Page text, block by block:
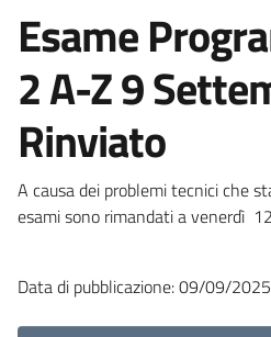
Esame
2 A-Z 9
Rinviato
A causa dei problemi tecnici che
esami sono rimandati a venerdì
Data di pubblicazione: 09/09/2025